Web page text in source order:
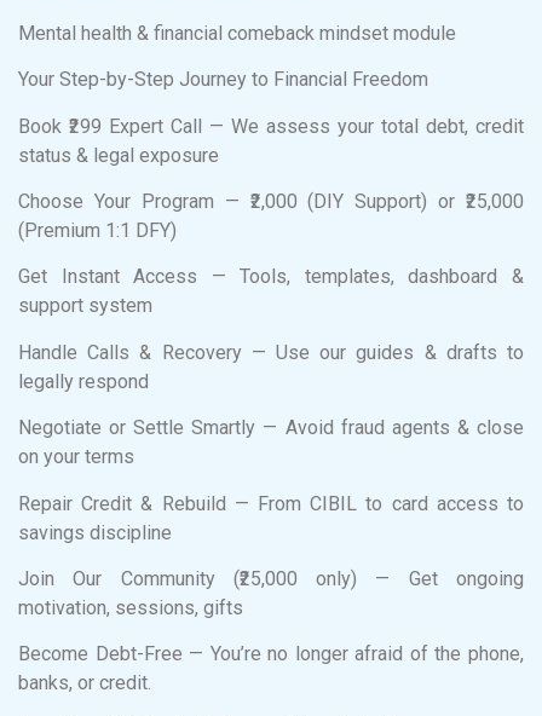
Mental health & financial comeback mindset module
Your Step-by-Step Journey to Financial Freedom
Book ₹299 Expert Call — We assess your total debt, credit
status & legal exposure
Choose Your Program — ₹2,000 (DIY Support) or ₹25,000
(Premium 1:1 DFY)
Get Instant Access — Tools, templates, dashboard &
support system
Handle Calls & Recovery — Use our guides & drafts to
legally respond
Negotiate or Settle Smartly — Avoid fraud agents & close
on your terms
Repair Credit & Rebuild — From CIBIL to card access to
savings discipline
Join Our Community (₹25,000 only) — Get ongoing
motivation, sessions, gifts
Become Debt-Free — You’re no longer afraid of the phone,
banks, or credit.